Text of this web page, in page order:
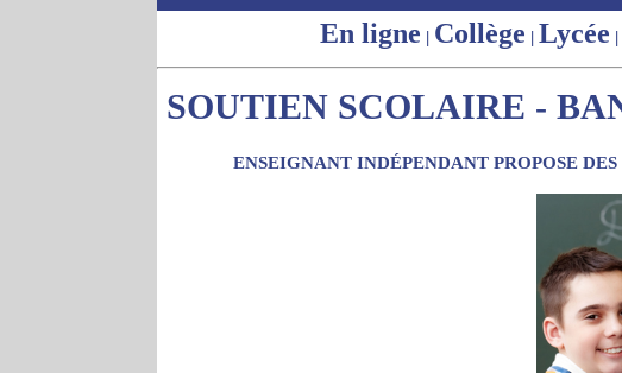
En ligne | Collège | Lycée |
SOUTIEN SCOLAIRE -
ENSEIGNANT INDÉPENDANT PROPOSE